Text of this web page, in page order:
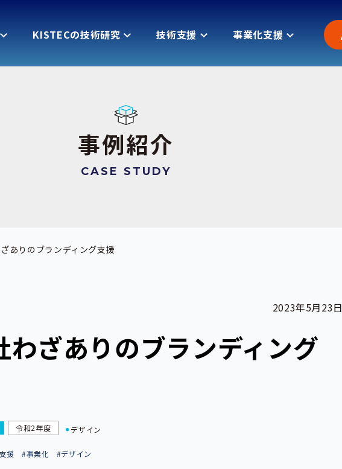
KISTECの技術研究 技術支援 事業化支援
事例紹介
CASE STUDY
ありのブランディング支援
2023年5月23日
わざありのブランディング
令和2年度 デザイン
援 #事業化 #デザイン